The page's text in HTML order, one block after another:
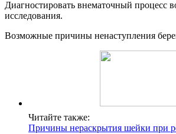
Диагностировать внематочный процесс
исследования.
Возможные причины ненаступления
Читайте также:
Причины нераскрытия шейки при